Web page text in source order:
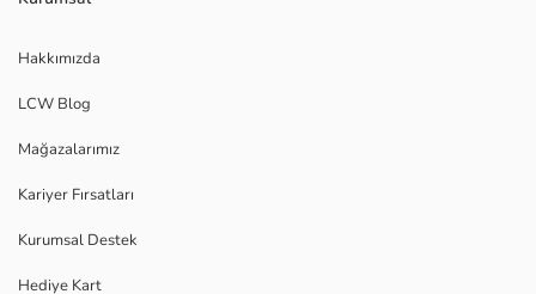
Hakkımızda
LCW Blog
Mağazalarımız
Kariyer Fırsatları
Kurumsal Destek
Hediye Kart